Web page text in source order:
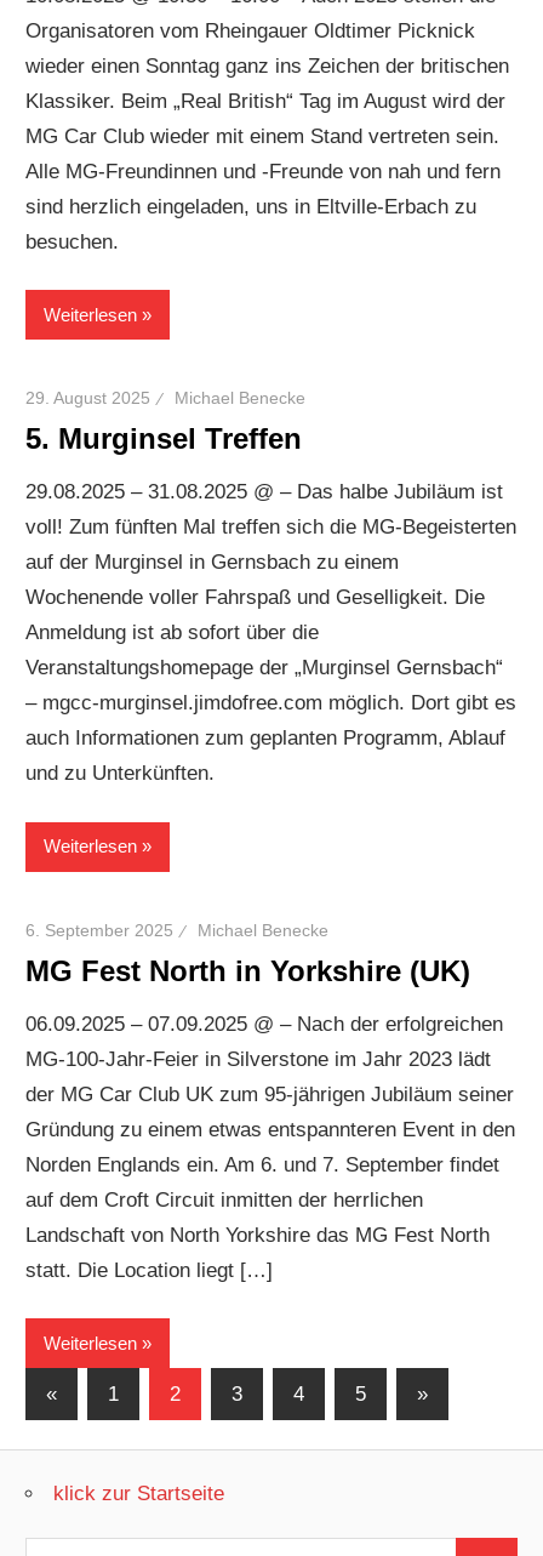
Organisatoren vom Rheingauer Oldtimer Picknick
wieder einen Sonntag ganz ins Zeichen der britischen
Klassiker. Beim „Real British“ Tag im August wird der
MG Car Club wieder mit einem Stand vertreten sein.
Alle MG-Freundinnen und -Freunde von nah und fern
sind herzlich eingeladen, uns in Eltville-Erbach zu
besuchen.
Weiterlesen
29. August 2025 Michael Benecke
5. Murginsel Treffen
29.08.2025 – 31.08.2025 @ – Das halbe Jubiläum ist
voll! Zum fünften Mal treffen sich die MG-Begeisterten
auf der Murginsel in Gernsbach zu einem
Wochenende voller Fahrspaß und Geselligkeit. Die
Anmeldung ist ab sofort über die
Veranstaltungshomepage der „Murginsel Gernsbach“
– mgcc-murginsel.jimdofree.com möglich. Dort gibt es
auch Informationen zum geplanten Programm, Ablauf
und zu Unterkünften.
Weiterlesen
6. September 2025 Michael Benecke
MG Fest North in Yorkshire (UK)
06.09.2025 – 07.09.2025 @ – Nach der erfolgreichen
MG-100-Jahr-Feier in Silverstone im Jahr 2023 lädt
der MG Car Club UK zum 95-jährigen Jubiläum seiner
Gründung zu einem etwas entspannteren Event in den
Norden Englands ein. Am 6. und 7. September findet
auf dem Croft Circuit inmitten der herrlichen
Landschaft von North Yorkshire das MG Fest North
statt. Die Location liegt […]
Weiterlesen
Seitennummerierung
Beiträge
«Vorherige
1 2 3 4 5
Nächste
»
klick zur Startseite